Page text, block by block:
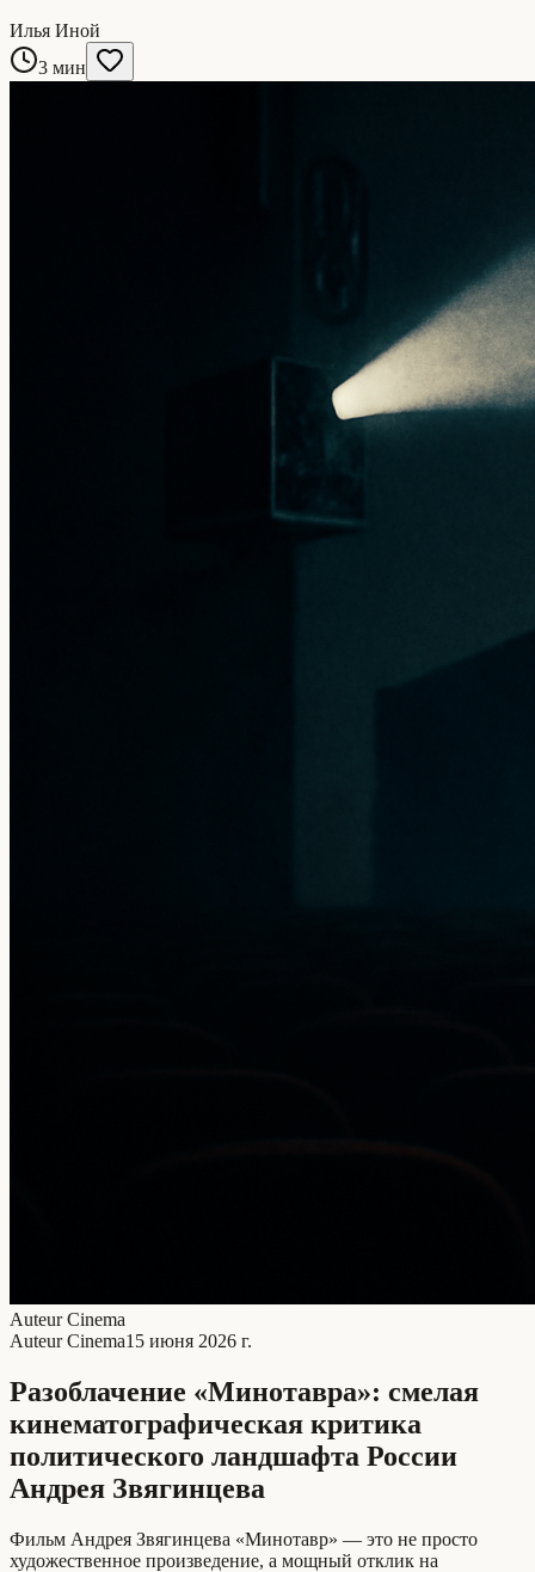
Илья Иной
3 мин
Auteur Cinema
Auteur Cinema15 июня 2026 г.
Разоблачение «Минотавра»: смелая
кинематографическая критика
политического ландшафта России
Андрея Звягинцева
Фильм Андрея Звягинцева «Минотавр» — это не просто
художественное произведение, а мощный отклик на